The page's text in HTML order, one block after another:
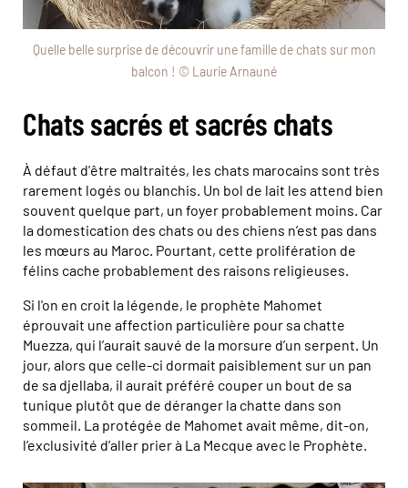
Quelle belle surprise de découvrir une famille de chats sur mon
balcon ! © Laurie Arnauné
Chats sacrés et sacrés chats
À défaut d'être maltraités, les chats marocains sont très
rarement logés ou blanchis. Un bol de lait les attend bien
souvent quelque part, un foyer probablement moins. Car
la domestication des chats ou des chiens n’est pas dans
les mœurs au Maroc. Pourtant, cette prolifération de
félins cache probablement des raisons religieuses.
Si l'on en croit la légende, le prophète Mahomet
éprouvait une affection particulière pour sa chatte
Muezza, qui l’aurait sauvé de la morsure d’un serpent. Un
jour, alors que celle-ci dormait paisiblement sur un pan
de sa djellaba, il aurait préféré couper un bout de sa
tunique plutôt que de déranger la chatte dans son
sommeil. La protégée de Mahomet avait même, dit-on,
l’exclusivité d’aller prier à La Mecque avec le Prophète.